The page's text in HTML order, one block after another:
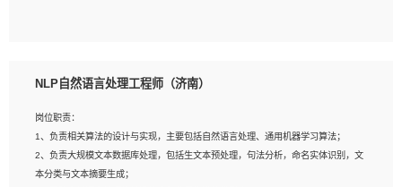
验的更佳；
3、熟悉数据库开发，熟悉Mysql、Oracle、MongoDb数据库应用开发其中一种；
4、熟悉Python Wed框架（Django/Flask...）代码能力优秀，熟悉编码规范和具备
良好的文档编写能力）；
5、沟通表达能力强，具备团队协作能力。
NLP自然语言处理工程师（济南）
岗位职责：
1、负责相关算法的设计与实现，主要包括自然语言处理、通用机器学习算法；
2、负责大规模文本数据库处理，包括生文本预处理，句法分析，命名实体识别，文
本分类与文本摘要生成；